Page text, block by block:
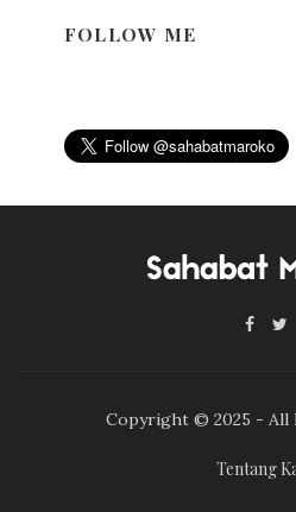
FOLLOW ME
Copyright © 2025 - All
Tentang